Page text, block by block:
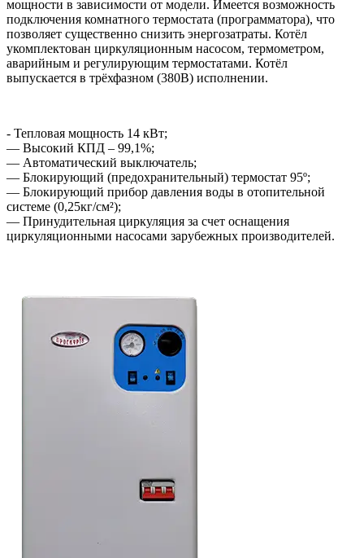
мощности в зависимости от модели. Имеется возможность
подключения комнатного термостата (программатора), что
позволяет существенно снизить энергозатраты. Котёл
укомплектован циркуляционным насосом, термометром,
аварийным и регулирующим термостатами. Котёл
выпускается в трёхфазном (380В) исполнении.
- Тепловая мощность 14 кВт;
― Высокий КПД – 99,1%;
― Автоматический выключатель;
― Блокирующий (предохранительный) термостат 95º;
― Блокирующий прибор давления воды в отопительной
системе (0,25кг/см²);
― Принудительная циркуляция за счет оснащения
циркуляционными насосами зарубежных производителей.